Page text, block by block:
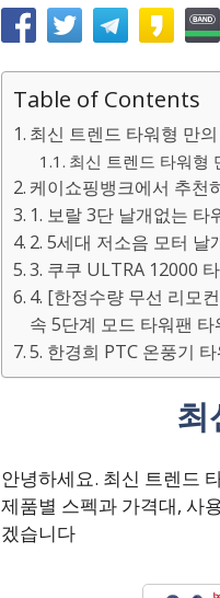
Table of Contents
최신 트렌드 타워형 만
최신 트렌드 타워형
케이쇼핑뱅크에서 추천
1. 보랄 3단 날개없는 타
2. 5세대 저소음 모터 날
3. 쿠쿠 ULTRA 12000
4. [한정수량 무선 리모
속 5단계 모드 타워팬
5. 한경희 PTC 온풍기
최
안녕하세요. 최신 트렌드
제품별 스펙과 가격대, 사
겠습니다